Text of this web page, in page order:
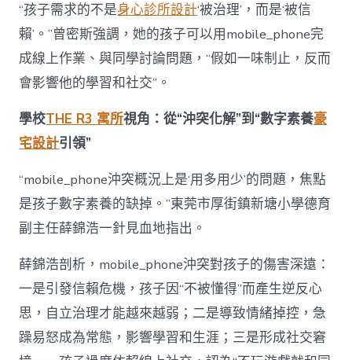
“孩子需求的不是身心診所設計‘被治理’，而是‘被信
賴’。”曾密斯強調，她的孩子可以用mobile_phone完
成線上作業、與同學討論問題，“假如一味制止，反而
會影響他的學習和社交”。
學校THE R3 寓所視角：從“沖突化解”到“數字素養豪
宅設計引領”
“mobile_phone沖突概況上是‘用多用少’的問題，焦點
是孩子數字素養的缺掉。”東莞市厚街鎮新塘小學德育
副主任薛錦浩一針見血地指出。
薛錦浩剖析，mobile_phone沖突對孩子的傷害深遠：
一是引發信賴危機，孩子因“不被懂得”而產生逆反心
思，自立治理才能越來越弱；二是導致情緒掉控，急
躁易怒成為常態，影響學習和生涯；三是形成社交窘